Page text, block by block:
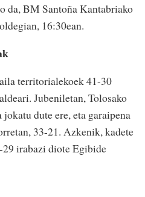
da, BM Santoña Kantabriako
16:30ean.
territorialekoek 41-30
Jubeniletan, Tolosako
dute ere, eta garaipena
33-21. Azkenik, kadete
irabazi diote Egibide